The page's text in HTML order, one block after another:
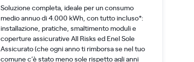
Soluzione completa, ideale per un consumo
medio annuo di 4.000 kWh, con tutto incluso*:
installazione, pratiche, smaltimento moduli e
coperture assicurative All Risks ed Enel Sole
Assicurato (che ogni anno ti rimborsa se nel tuo
comune c’è stato meno sole rispetto agli anni